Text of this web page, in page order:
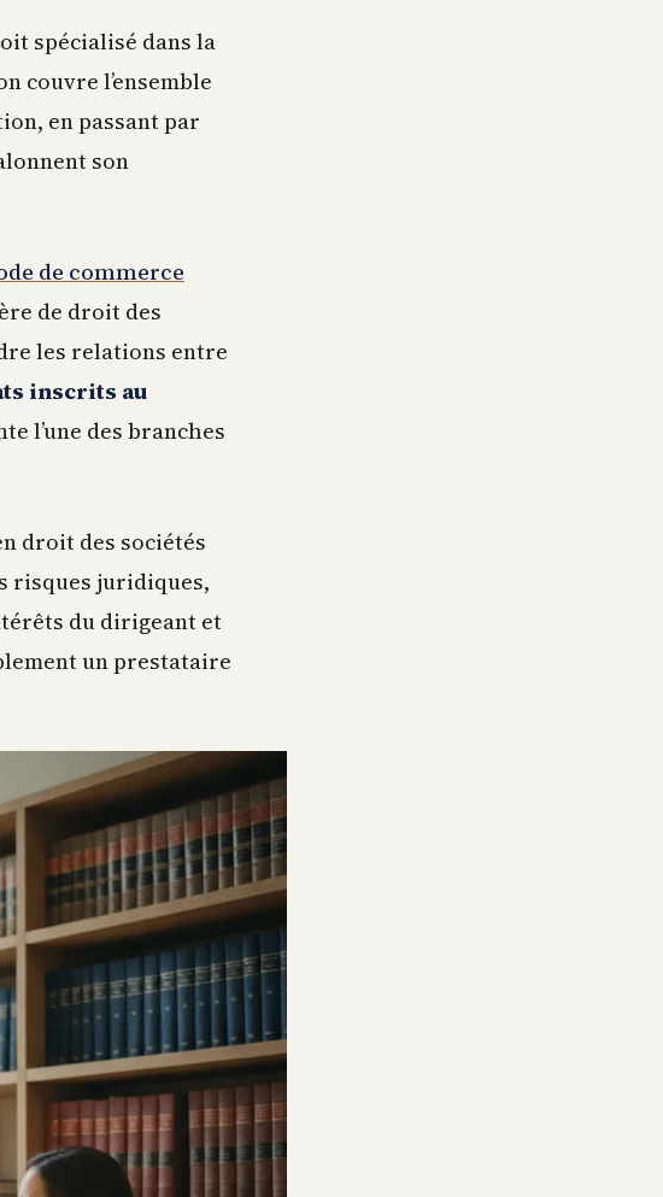
spécialisé dans la
couvre l’ensemble
en passant par
son
de commerce
de droit des
les relations entre
inscrits au
l’une des branches
droit des sociétés
risques juridiques,
du dirigeant et
un prestataire